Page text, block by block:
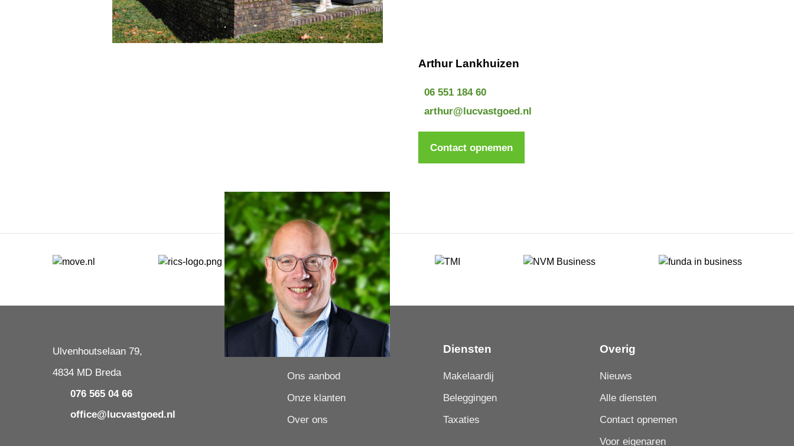
Arthur Lankhuizen
06 551 184 60
arthur@lucvastgoed.nl
Contact opnemen
Ulvenhoutselaan 79,
4834 MD Breda
076 565 04 66
office@lucvastgoed.nl
Over LUC
Ons aanbod
Onze klanten
Over ons
Diensten
Makelaardij
Beleggingen
Taxaties
Overig
Nieuws
Alle diensten
Contact opnemen
Voor eigenaren